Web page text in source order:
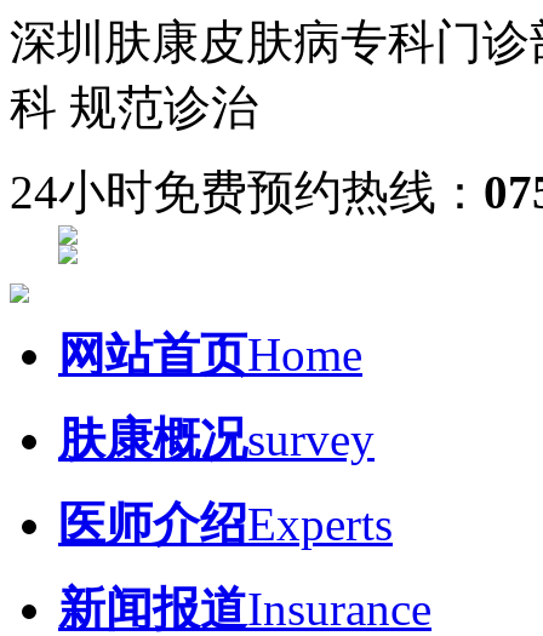
深圳肤康皮肤病专科门诊
科 规范诊治
24小时免费预约热线：
网站首页Home
肤康概况survey
医师介绍Experts
新闻报道Insurance